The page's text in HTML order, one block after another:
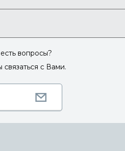
вопросы?
связаться с Вами.